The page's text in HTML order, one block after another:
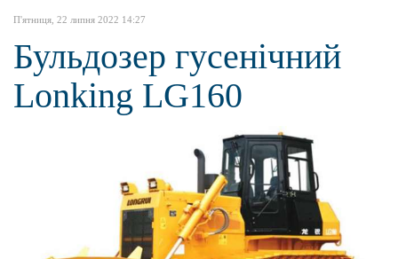
П'ятниця, 22 липня 2022 14:27
Бульдозер гусенічний
Lonking LG160